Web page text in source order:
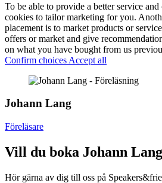
To be able to provide a better service
cookies to tailor marketing for you.
placement is to market products or
offers or market and give
on what you have bought from us
Confirm choices Accept all
Johann Lang
Föreläsare
Vill du boka Johann
Hör gärna av dig till oss på